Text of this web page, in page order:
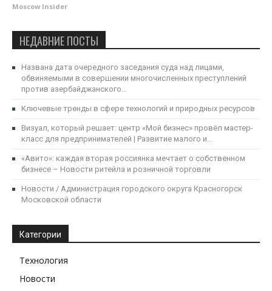
Moscow Insider
НЕДАВНИЕ ПОСТЫ
Названа дата очередного заседания суда над лицами,
обвиняемыми в совершении многочисленных преступлений
против азербайджанского...
Ключевые тренды в сфере технологий и природных ресурсов
Визуал, который решает: центр «Мой бизнес» провёл мастер-
класс для предпринимателей | Развитие малого и...
«Авито»: каждая вторая россиянка мечтает о собственном
бизнесе – Новости ритейла и розничной торговли
Новости / Администрация городского округа Красногорск
Московской области
Категории
Технология
Новости